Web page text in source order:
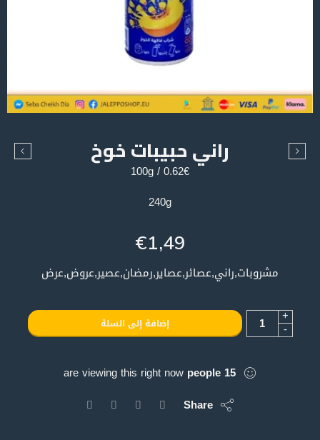
راني حبيبات خوخ
0.62€ / 100g
240g
€1,49
مشروبات,راني,عصائر,عصاير,رمضان,عصير,عروض,عرض
+
- إضافة إلى السلة
15
people
are viewing this right now
Share